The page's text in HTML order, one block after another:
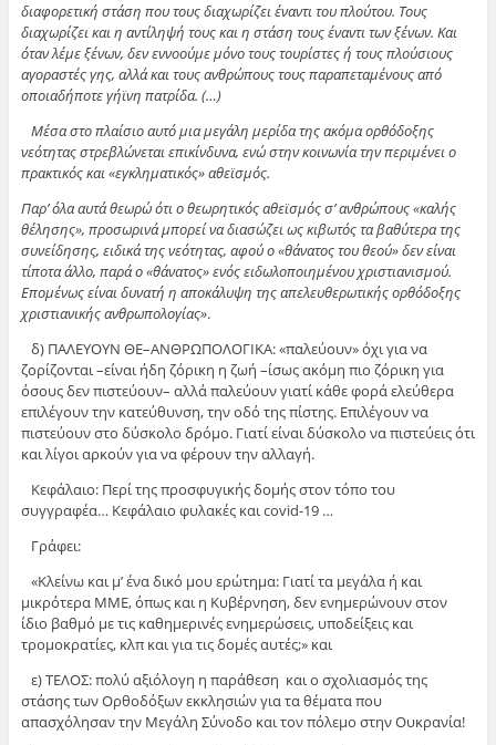
διαφορετική στάση που τους διαχωρίζει έναντι του πλούτου. Τους
διαχωρίζει και η αντίληψή τους και η στάση τους έναντι των ξένων. Και
όταν λέμε ξένων, δεν εννοούμε μόνο τους τουρίστες ή τους πλούσιους
αγοραστές γης, αλλά και τους ανθρώπους τους παραπεταμένους από
οποιαδήποτε γήϊνη πατρίδα. (…)
Μέσα στο πλαίσιο αυτό μια μεγάλη μερίδα της ακόμα ορθόδοξης
νεότητας στρεβλώνεται επικίνδυνα, ενώ στην κοινωνία την περιμένει ο
πρακτικός και «εγκληματικός» αθεϊσμός.
Παρ’ όλα αυτά θεωρώ ότι ο θεωρητικός αθεϊσμός σ’ ανθρώπους «καλής
θέλησης», προσωρινά μπορεί να διασώζει ως κιβωτός τα βαθύτερα της
συνείδησης, ειδικά της νεότητας, αφού ο «θάνατος του θεού» δεν είναι
τίποτα άλλο, παρά ο «θάνατος» ενός ειδωλοποιημένου χριστιανισμού.
Επομένως είναι δυνατή η αποκάλυψη της απελευθερωτικής ορθόδοξης
χριστιανικής ανθρωπολογίας».
δ) ΠΑΛΕΥΟΥΝ ΘΕ–ΑΝΘΡΩΠΟΛΟΓΙΚΑ: «παλεύουν» όχι για να
ζορίζονται –είναι ήδη ζόρικη η ζωή –ίσως ακόμη πιο ζόρικη για
όσους δεν πιστεύουν– αλλά παλεύουν γιατί κάθε φορά ελεύθερα
επιλέγουν την κατεύθυνση, την οδό της πίστης. Επιλέγουν να
πιστεύουν στο δύσκολο δρόμο. Γιατί είναι δύσκολο να πιστεύεις ότι
και λίγοι αρκούν για να φέρουν την αλλαγή.
Κεφάλαιο: Περί της προσφυγικής δομής στον τόπο του
συγγραφέα… Κεφάλαιο φυλακές και covid-19 …
Γράφει:
«Κλείνω και μ’ ένα δικό μου ερώτημα: Γιατί τα μεγάλα ή και
μικρότερα ΜΜΕ, όπως και η Κυβέρνηση, δεν ενημερώνουν στον
ίδιο βαθμό με τις καθημερινές ενημερώσεις, υποδείξεις και
τρομοκρατίες, κλπ και για τις δομές αυτές;» και
ε) ΤΕΛΟΣ: πολύ αξιόλογη η παράθεση και ο σχολιασμός της
στάσης των Ορθοδόξων εκκλησιών για τα θέματα που
απασχόλησαν την Μεγάλη Σύνοδο και τον πόλεμο στην Ουκρανία!